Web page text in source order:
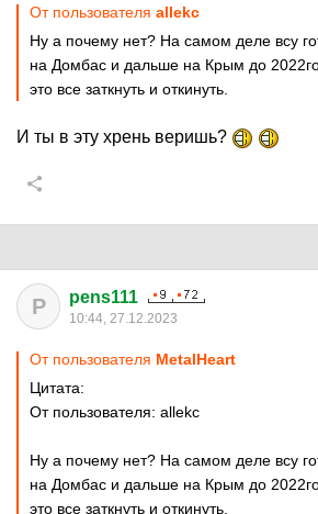
От пользователя allekc
Ну а почему нет? На самом деле всу
на Домбас и дальше на Крым до
это все заткнуть и откинуть.
И ты в эту хрень веришь?
P pens111
10:44, 27.12.2023
От пользователя MetalHeart
Цитата:
От пользователя: allekc
Ну а почему нет? На самом деле всу
на Домбас и дальше на Крым до
это все заткнуть и откинуть.